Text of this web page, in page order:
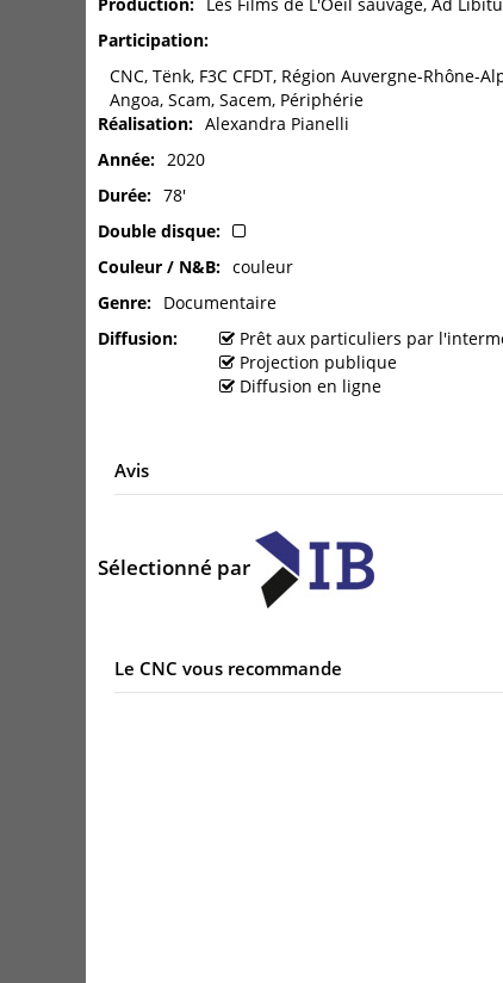
Production
Les Films de L'Oeil sauvage, Ad
Participation
CNC, Tënk, F3C CFDT, Région Auvergne-Rhône-
Angoa, Scam, Sacem, Périphérie
Réalisation
Alexandra Pianelli
Année
2020
Durée
78'
Double disque
Couleur / N&B
couleur
Genre
Documentaire
Diffusion
Prêt aux particuliers par
Projection publique
Diffusion en ligne
Avis
Sélectionné par
Le CNC vous recommande